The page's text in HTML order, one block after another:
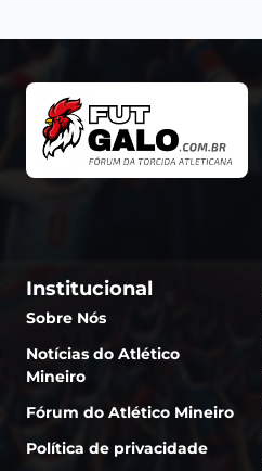
Institucional
Sobre Nós
Notícias do Atlético
Mineiro
Fórum do Atlético Mineiro
Política de privacidade